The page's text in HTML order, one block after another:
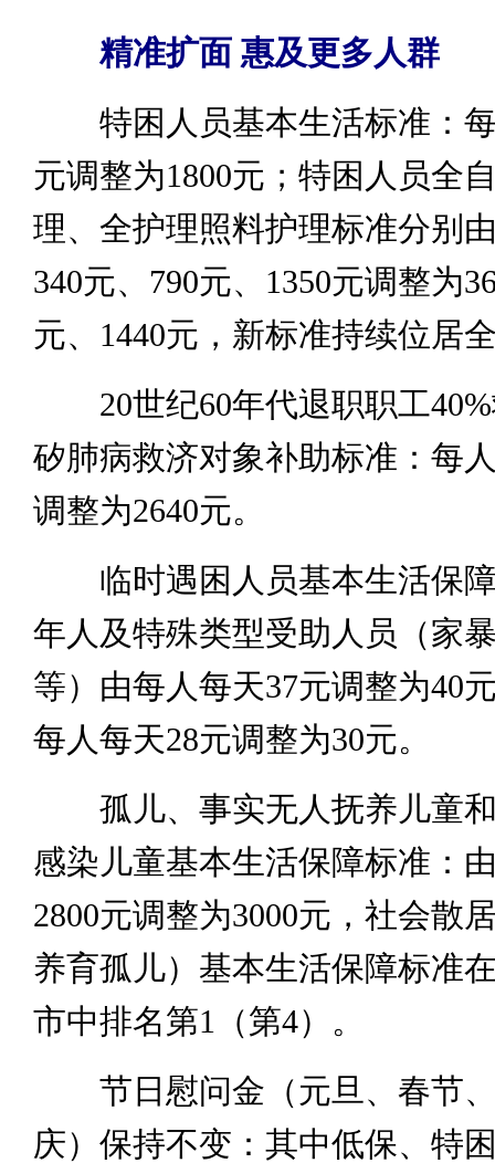
精准扩面 惠及更多人群
特困人员基本生活标准：每
元调整为1800元；特困人员全
理、全护理照料护理标准分别
340元、790元、1350元调整为
元、1440元，新标准持续位居
20世纪60年代退职职工40%
矽肺病救济对象补助标准：每
调整为2640元。
临时遇困人员基本生活保障
年人及特殊类型受助人员（家
等）由每人每天37元调整为40
每人每天28元调整为30元。
孤儿、事实无人抚养儿童和
感染儿童基本生活保障标准：
2800元调整为3000元，社会散
养育孤儿）基本生活保障标准
市中排名第1（第4）。
节日慰问金（元旦、春节、
庆）保持不变：其中低保、特